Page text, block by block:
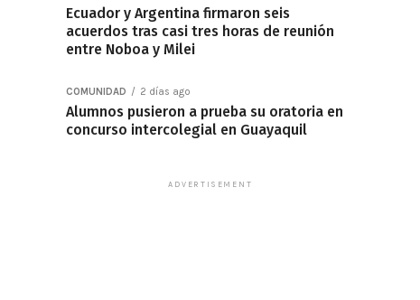
Ecuador y Argentina firmaron seis
acuerdos tras casi tres horas de reunión
entre Noboa y Milei
COMUNIDAD 2 días ago
Alumnos pusieron a prueba su oratoria en
concurso intercolegial en Guayaquil
ADVERTISEMENT